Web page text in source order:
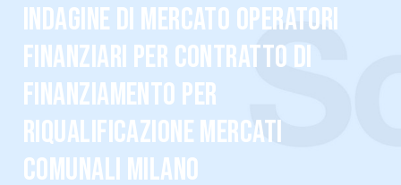
INDAGINE DI MERCATO OPERATORI
FINANZIARI PER CONTRATTO DI
FINANZIAMENTO PER
RIQUALIFICAZIONE MERCATI
COMUNALI MILANO